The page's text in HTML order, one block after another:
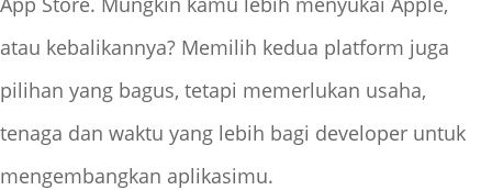
atau kebalikannya? Memilih kedua platform juga
pilihan yang bagus, tetapi memerlukan usaha,
tenaga dan waktu yang lebih bagi developer untuk
mengembangkan aplikasimu.